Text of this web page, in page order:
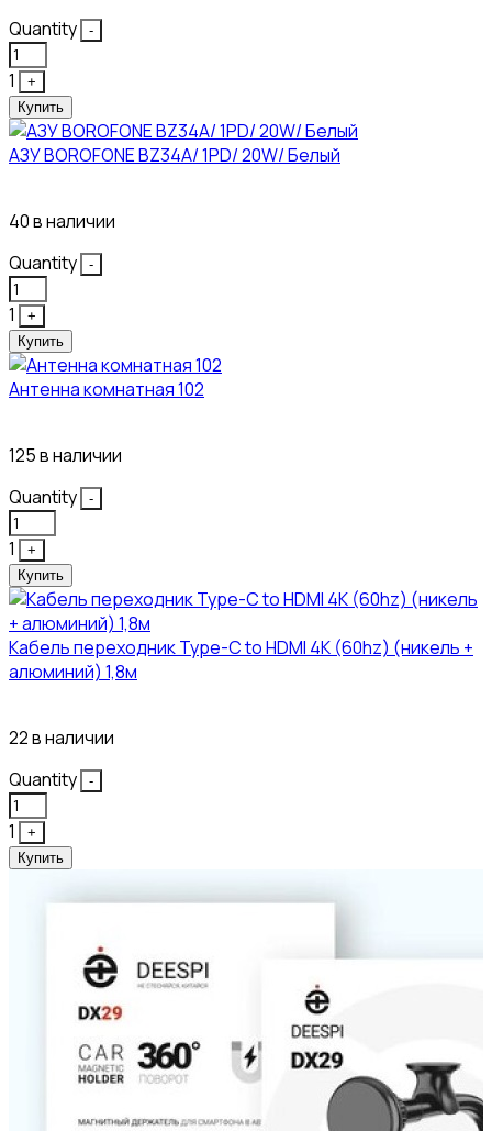
Quantity -
1
+
Купить
АЗУ BOROFONE BZ34A/ 1PD/ 20W/ Белый
40 в наличии
Quantity
-
1
+
Купить
Антенна комнатная 102
125 в наличии
Quantity
-
1
+
Купить
Кабель переходник Type-C to HDMI 4K (60hz) (никель +
алюминий) 1,8м
22 в наличии
Quantity
-
1
+
Купить